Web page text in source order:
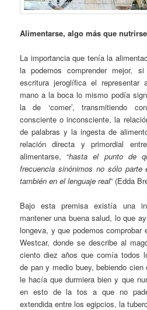
Alimentarse, algo más que
La importancia que tenía la
la podemos comprender mejor,
escritura jeroglífica el representar
mano a la boca lo mismo podía
la de ‘comer’, transmitiendo
consciente o inconsciente, la
de palabras y la ingesta de
relación directa y primordial
alimentarse, “hasta el punto de
frecuencia sinónimos no sólo parte
también en el lenguaje real” (Edda
Bajo esta premisa existía una
mantener una buena salud, lo que
longeva, y que podemos comprobar
Westcar, donde se describe al
ciento diez años que comía todos
de pan y medio buey, bebiendo
le hacía que durmiera bien y que
en esto de la tos a que no
extendida entre los egipcios, la